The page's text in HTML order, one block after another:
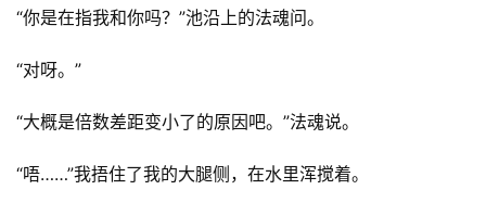
“你是在指我和你吗？”池沿上的法魂问。
“对呀。”
“大概是倍数差距变小了的原因吧。”法魂说。
“唔……”我捂住了我的大腿侧，在水里浑搅着。